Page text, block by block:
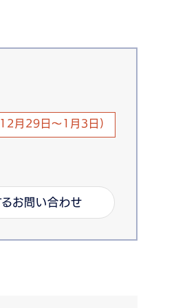
月29日～1月3日)
お問い合わせ